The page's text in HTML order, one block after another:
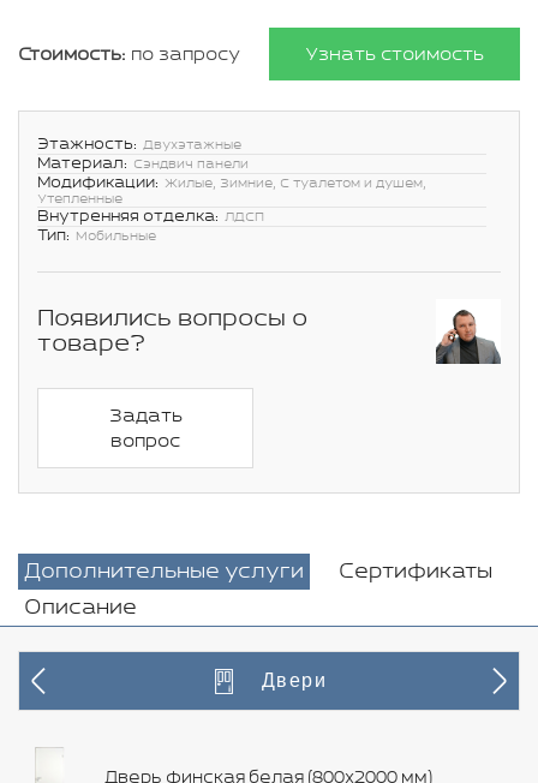
Стоимость: по запросу Узнать стоимость
Этажность: Двухэтажные
Материал: Сэндвич панели
Модификации: Жилые, Зимние, С туалетом и душем,
Утепленные
Внутренняя отделка: ЛДСП
Тип: Мобильные
Появились вопросы о
товаре?
Задать
вопрос
Дополнительные услуги
Сертификаты
Описание
Двери
Дверь финская белая (800х2000 мм)